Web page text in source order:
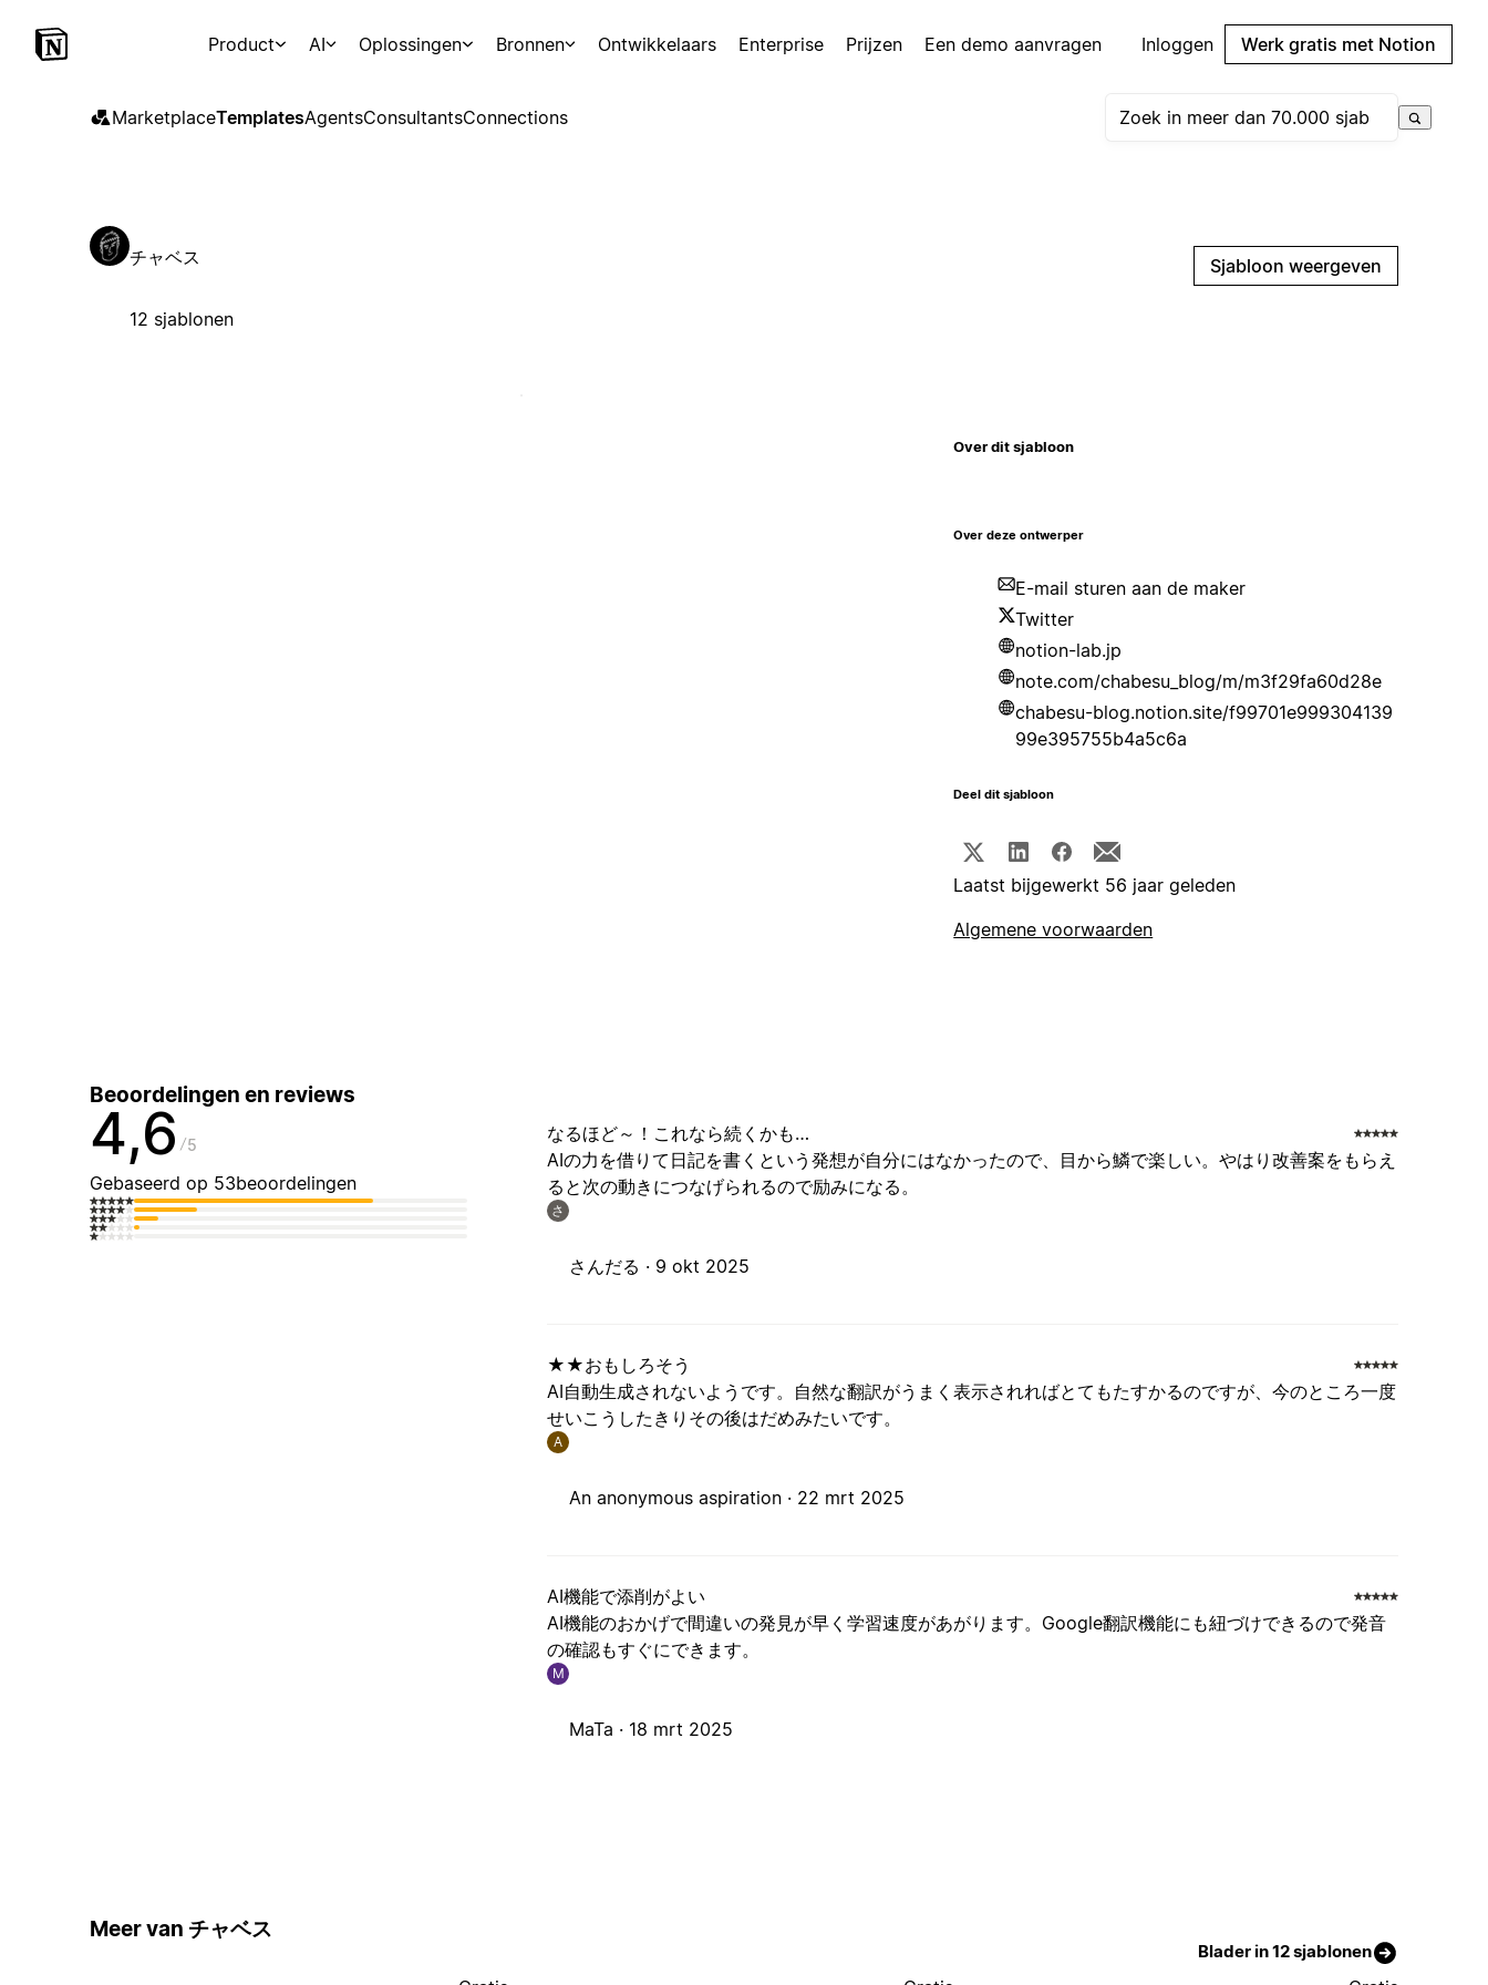
Product AI Oplossingen Bronnen Ontwikkelaars Enterprise Prijzen Een demo aanvragen Inloggen Werk gratis met Notion
MarketplaceTemplatesAgentsConsultantsConnections
チャベス
12 sjablonen
Sjabloon weergeven
Over dit sjabloon
Over deze ontwerper
E-mail sturen aan de maker
Twitter
notion-lab.jp
note.com/chabesu_blog/m/m3f29fa60d28e
chabesu-blog.notion.site/f99701e999304139
99e395755b4a5c6a
Deel dit sjabloon
Laatst bijgewerkt 56 jaar geleden
Algemene voorwaarden
Beoordelingen en reviews
4,6 5
Gebaseerd op 53beoordelingen
なるほど～！これなら続くかも…
AIの力を借りて日記を書くという発想が自分にはなかったので、目から鱗で楽しい。やはり改善案をもらえ
ると次の動きにつなげられるので励みになる。
さ
さんだる · 9 okt 2025
★★おもしろそう
AI自動生成されないようです。自然な翻訳がうまく表示されればとてもたすかるのですが、今のところ一度
せいこうしたきりその後はだめみたいです。
A
An anonymous aspiration · 22 mrt 2025
AI機能で添削がよい
AI機能のおかげで間違いの発見が早く学習速度があがります。Google翻訳機能にも紐づけできるので発音
の確認もすぐにできます。
M
MaTa · 18 mrt 2025
Meer van チャベス
Blader in 12 sjablonen